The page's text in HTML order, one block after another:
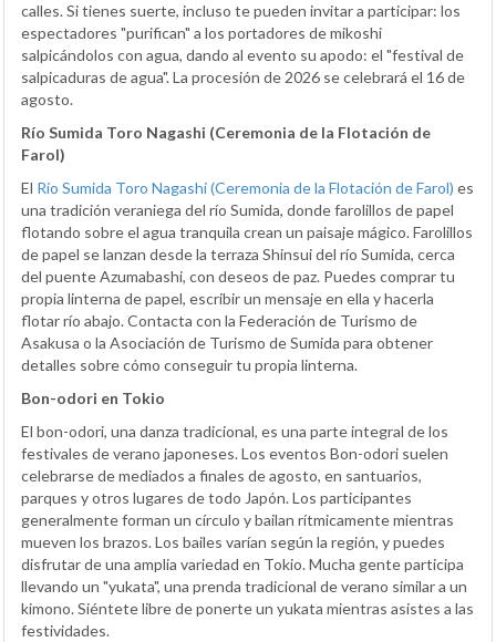
calles. Si tienes suerte, incluso te pueden invitar a participar: los
espectadores "purifican" a los portadores de mikoshi
salpicándolos con agua, dando al evento su apodo: el "festival de
salpicaduras de agua". La procesión de 2026 se celebrará el 16 de
agosto.
Río Sumida Toro Nagashi (Ceremonia de la Flotación de
Farol)
El Río Sumida Toro Nagashi (Ceremonia de la Flotación de Farol) es
una tradición veraniega del río Sumida, donde farolillos de papel
flotando sobre el agua tranquila crean un paisaje mágico. Farolillos
de papel se lanzan desde la terraza Shinsui del río Sumida, cerca
del puente Azumabashi, con deseos de paz. Puedes comprar tu
propia linterna de papel, escribir un mensaje en ella y hacerla
flotar río abajo. Contacta con la Federación de Turismo de
Asakusa o la Asociación de Turismo de Sumida para obtener
detalles sobre cómo conseguir tu propia linterna.
Bon-odori en Tokio
El bon-odori, una danza tradicional, es una parte integral de los
festivales de verano japoneses. Los eventos Bon-odori suelen
celebrarse de mediados a finales de agosto, en santuarios,
parques y otros lugares de todo Japón. Los participantes
generalmente forman un círculo y bailan rítmicamente mientras
mueven los brazos. Los bailes varían según la región, y puedes
disfrutar de una amplia variedad en Tokio. Mucha gente participa
llevando un "yukata", una prenda tradicional de verano similar a un
kimono. Siéntete libre de ponerte un yukata mientras asistes a las
festividades.